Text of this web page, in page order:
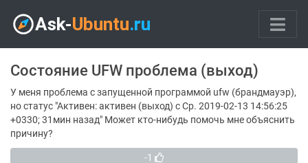
Состояние UFW проблема (выход)
У меня проблема с запущенной программой ufw (брандмауэр),
но статус "Активен: активен (выход) с Ср. 2019-02-13 14:56:25
+0330; 31мин назад" Может кто-нибудь помочь мне объяснить
причину?
-1